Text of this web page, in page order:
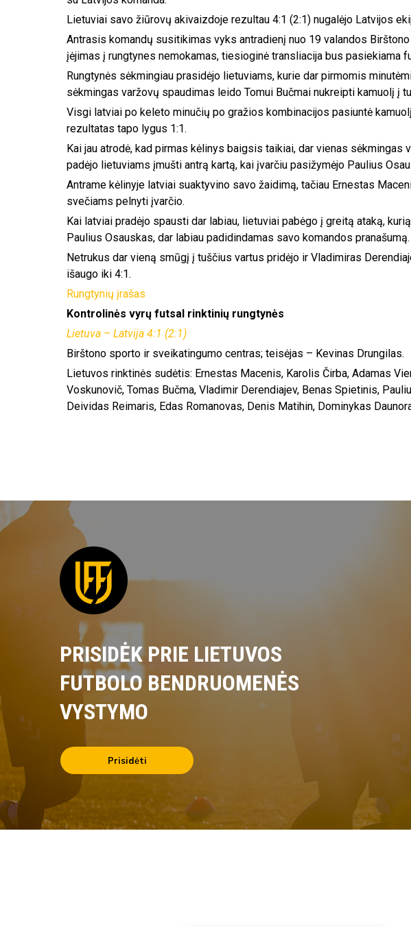
Lietuviai savo žiūrovų akivaizdoje rezultau 4:1 (2:1) nugalėjo Latvijos
Antrasis komandų susitikimas vyks antradienį nuo 19 valandos
įėjimas į rungtynes nemokamas, tiesioginė transliacija bus pasiekiama
Rungtynės sėkmingiau prasidėjo lietuviams, kurie dar pirmomis
sėkmingas varžovų spaudimas leido Tomui Bučmai nukreipti kamuolį į
Visgi latviai po keleto minučių po gražios kombinacijos pasiuntė
rezultatas tapo lygus 1:1.
Kai jau atrodė, kad pirmas kėlinys baigsis taikiai, dar vienas sėkmingas
padėjo lietuviams įmušti antrą kartą, kai įvarčiu pasižymėjo Paulius
Antrame kėlinyje latviai suaktyvino savo žaidimą, tačiau Ernestas
svečiams pelnyti įvarčio.
Kai latviai pradėjo spausti dar labiau, lietuviai pabėgo į greitą ataką,
Paulius Osauskas, dar labiau padidindamas savo komandos pranašumą.
Netrukus dar vieną smūgį į tuščius vartus pridėjo ir Vladimiras
išaugo iki 4:1.
Rungtynių įrašas
Kontrolinės vyrų futsal rinktinių rungtynės
Lietuva – Latvija 4:1 (2:1)
Birštono sporto ir sveikatingumo centras; teisėjas – Kevinas Drungilas.
Lietuvos rinktinės sudėtis: Ernestas Macenis, Karolis Čirba, Adamas
Voskunovič, Tomas Bučma, Vladimir Derendiajev, Benas Spietinis,
Deividas Reimaris, Edas Romanovas, Denis Matihin, Dominykas
PRISIDĖK PRIE LIETUVOS
FUTBOLO BENDRUOMENĖS
VYSTYMO
Prisidėti